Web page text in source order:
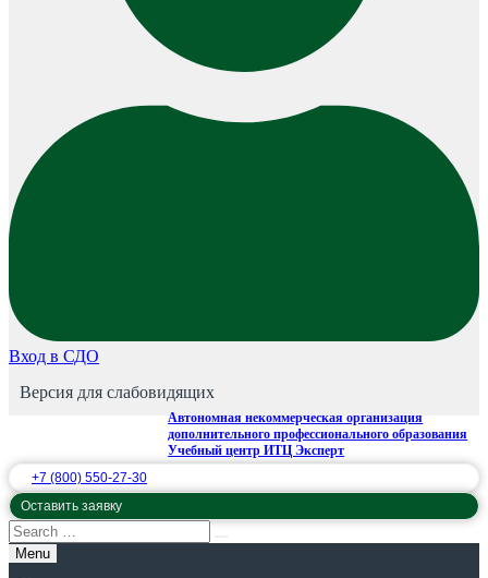
Вход в СДО
Версия для слабовидящих
Автономная некоммерческая организация
дополнительного профессионального образования
Учебный центр ИТЦ Эксперт
+7 (800) 550-27-30
Оставить заявку
Menu